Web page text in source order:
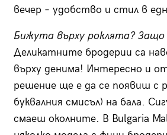
вечер – удобство и стил в
Бижута върху роклята? Защо
Деликатните бродерии са
върху денима! Интересно и
решение ще е да се появиш с
буквалния смисъл) на бала.
смаеш околните. В Bulgaria